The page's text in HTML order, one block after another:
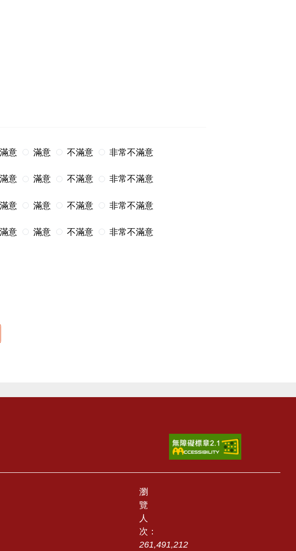
意 滿意 不滿意 非常不滿意
意 滿意 不滿意 非常不滿意
意 滿意 不滿意 非常不滿意
意 滿意 不滿意 非常不滿意
瀏
覽
人
次：
261,491,212